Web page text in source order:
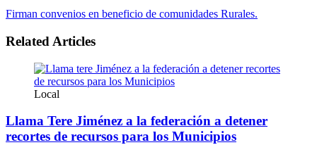
Firman convenios en beneficio de comunidades Rurales.
Related Articles
Local
Llama Tere Jiménez a la federación a detener
recortes de recursos para los Municipios